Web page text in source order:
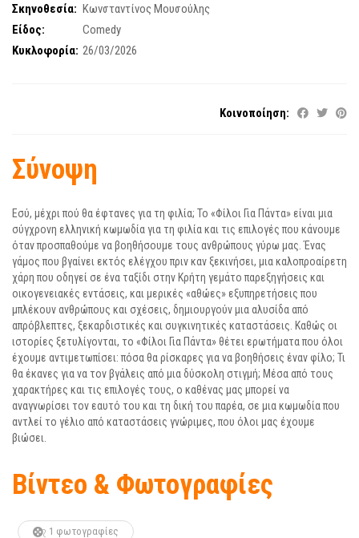
Σκηνοθεσία: Κωνσταντίνος Μουσούλης
Είδος:
Comedy
Κυκλοφορία: 26/03/2026
Κοινοποίηση:
Σύνοψη
Εσύ, μέχρι πού θα έφτανες για τη φιλία; Το «Φίλοι Για Πάντα» είναι μια
σύγχρονη ελληνική κωμωδία για τη φιλία και τις επιλογές που κάνουμε
όταν προσπαθούμε να βοηθήσουμε τους ανθρώπους γύρω μας. Ένας
γάμος που βγαίνει εκτός ελέγχου πριν καν ξεκινήσει, μια καλοπροαίρετη
χάρη που οδηγεί σε ένα ταξίδι στην Κρήτη γεμάτο παρεξηγήσεις και
οικογενειακές εντάσεις, και μερικές «αθώες» εξυπηρετήσεις που
μπλέκουν ανθρώπους και σχέσεις, δημιουργούν μια αλυσίδα από
απρόβλεπτες, ξεκαρδιστικές και συγκινητικές καταστάσεις. Καθώς οι
ιστορίες ξετυλίγονται, το «Φίλοι Για Πάντα» θέτει ερωτήματα που όλοι
έχουμε αντιμετωπίσει: πόσα θα ρίσκαρες για να βοηθήσεις έναν φίλο; Τι
θα έκανες για να τον βγάλεις από μια δύσκολη στιγμή; Μέσα από τους
χαρακτήρες και τις επιλογές τους, ο καθένας μας μπορεί να
αναγνωρίσει τον εαυτό του και τη δική του παρέα, σε μια κωμωδία που
αντλεί το γέλιο από καταστάσεις γνώριμες, που όλοι μας έχουμε
βιώσει.
Βίντεο & Φωτογραφίες
1 φωτογραφίες